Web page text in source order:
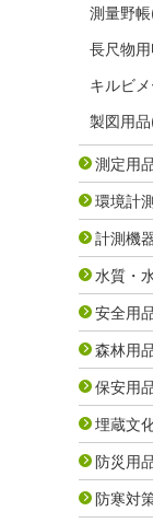
測量野帳
長尺物
キルビ
製図用品
測定用
環境計
計測機
水質・
安全用
森林用
保安用
埋蔵文
防災用
防寒対